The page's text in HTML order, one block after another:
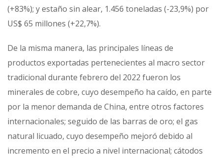
(+83%); y estaño sin alear, 1.456 toneladas (-23,9%) por
US$ 65 millones (+22,7%).
De la misma manera, las principales líneas de
productos exportadas pertenecientes al macro sector
tradicional durante febrero del 2022 fueron los
minerales de cobre, cuyo desempeño ha caído, en parte
por la menor demanda de China, entre otros factores
internacionales; seguido de las barras de oro; el gas
natural licuado, cuyo desempeño mejoró debido al
incremento en el precio a nivel internacional; cátodos